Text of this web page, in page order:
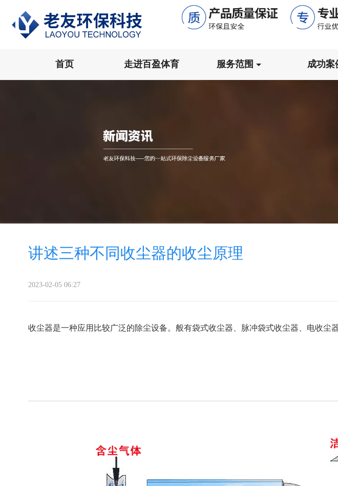
首页 走进百盈体育 服务范围 成功案
讲述三种不同收尘器的收尘原理
2023-02-05 06:27
收尘器是一种应用比较广泛的除尘设备。般有袋式收尘器、脉冲袋式收尘器、电收尘